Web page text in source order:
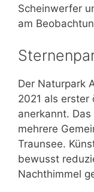
Scheinwerfer
am
Der Naturpark
2021 als erster
anerkannt.
mehrere
Traunsee.
bewusst
Nachthimmel